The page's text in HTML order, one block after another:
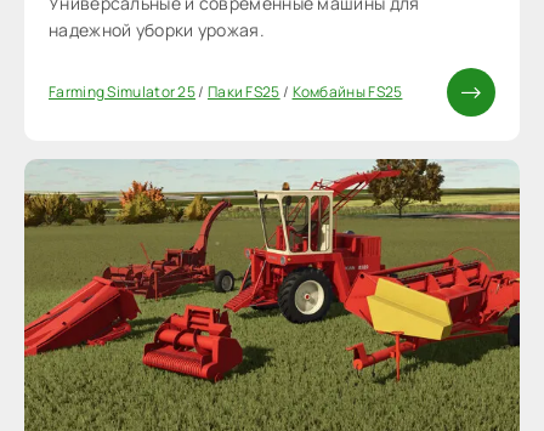
надежной уборки урожая.
Farming Simulator 25/ Паки FS25/ Комбайны FS25